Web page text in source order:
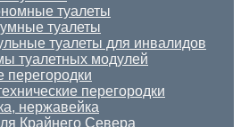
туалеты
туалеты
туалеты для инвалидов
туалетных модулей
перегородки
перегородки
нержавейка
Крайнего Севера